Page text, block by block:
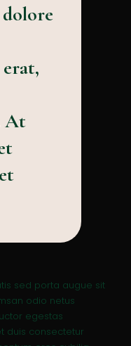
At
sed porta augue sit
odio netus
egestas
duis consectetur